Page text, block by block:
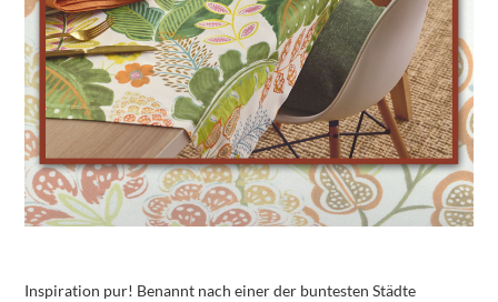
Inspiration pur! Benannt nach einer der buntesten Städte